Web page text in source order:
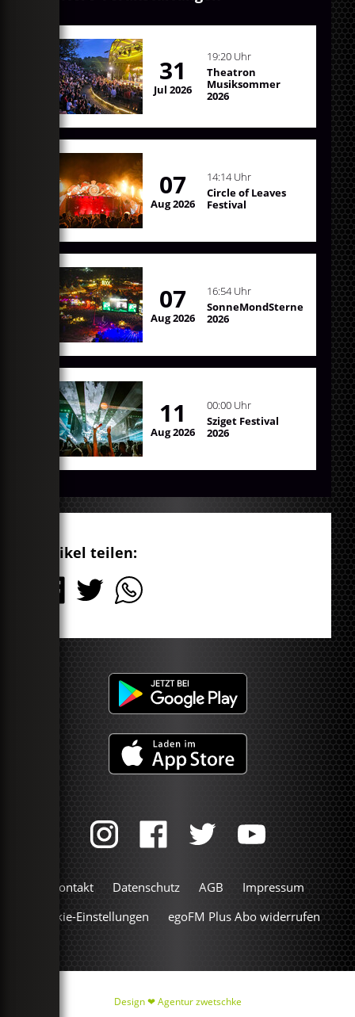
31
Jul 2026
19:20 Uhr
Theatron
Musiksommer
2026
07
Aug 2026
14:14 Uhr
Circle of Leaves
Festival
07
Aug 2026
16:54 Uhr
SonneMondSterne
2026
11
Aug 2026
00:00 Uhr
Sziget Festival
2026
Artikel teilen:
Kontakt Datenschutz AGB
Impressum
Cookie-Einstellungen
egoFM Plus Abo widerrufen
Design ❤Agentur zwetschke